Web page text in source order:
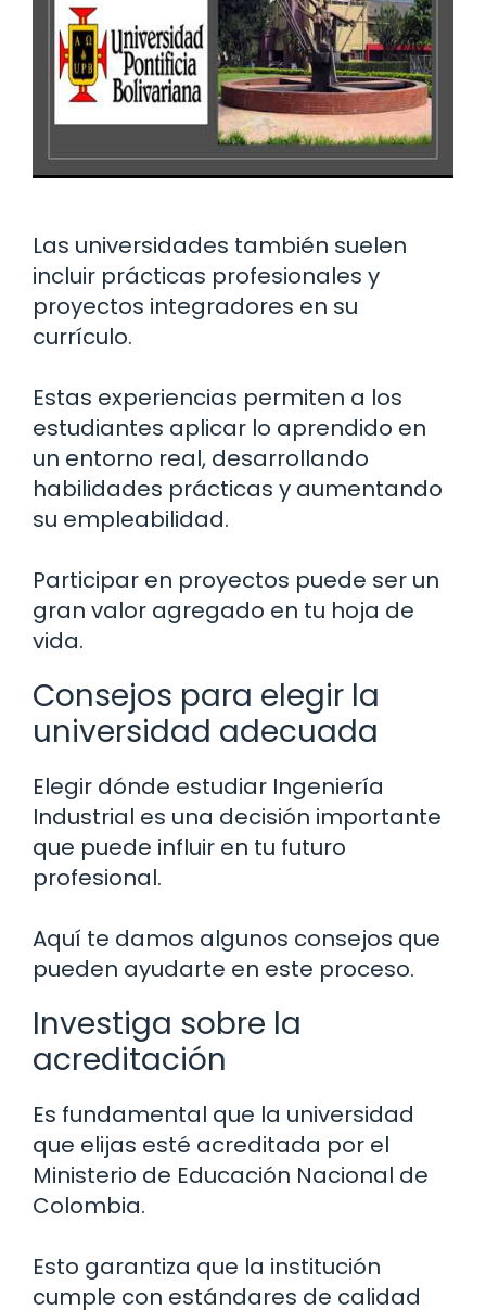
Las universidades también suelen
incluir prácticas profesionales y
proyectos integradores en su
currículo.
Estas experiencias permiten a los
estudiantes aplicar lo aprendido en
un entorno real, desarrollando
habilidades prácticas y aumentando
su empleabilidad.
Participar en proyectos puede ser un
gran valor agregado en tu hoja de
vida.
Consejos para elegir la
universidad adecuada
Elegir dónde estudiar Ingeniería
Industrial es una decisión importante
que puede influir en tu futuro
profesional.
Aquí te damos algunos consejos que
pueden ayudarte en este proceso.
Investiga sobre la
acreditación
Es fundamental que la universidad
que elijas esté acreditada por el
Ministerio de Educación Nacional de
Colombia.
Esto garantiza que la institución
cumple con estándares de calidad